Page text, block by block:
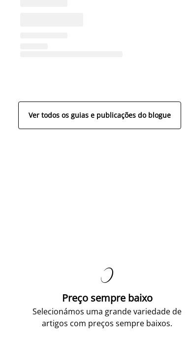
Ver todos os guias e publicações do blogue

Preço sempre baixo
Selecionámos uma grande variedade de
artigos com preços sempre baixos.